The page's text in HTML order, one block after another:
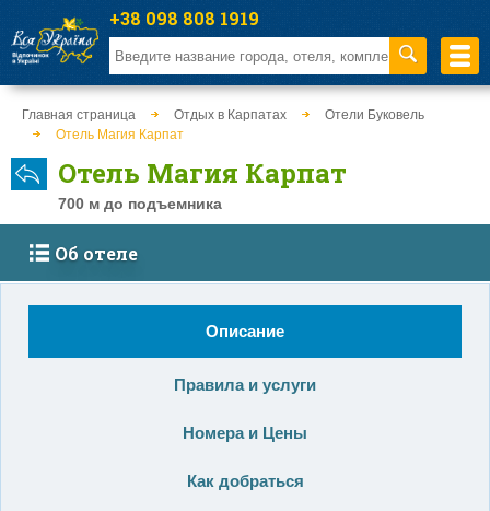
Главная страница Отдых в Карпатах
Отели Буковель
Отель Магия Карпат
Отель Магия Карпат
700 м до подъемника
Об отеле
Описание
Правила и услуги
Номера и Цены
Как добраться
+38 098 808 1919